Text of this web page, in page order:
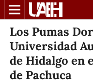
Los Pumas
Universidad
de Hidalgo en
de Pachuca